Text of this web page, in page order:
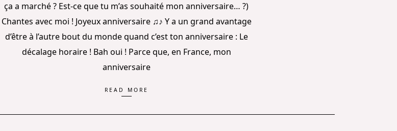
ça a marché ? Est-ce que tu m’as souhaité mon anniversaire… ?)
Chantes avec moi ! Joyeux anniversaire ♫♪ Y a un grand avantage
d’être à l’autre bout du monde quand c’est ton anniversaire : Le
décalage horaire ! Bah oui ! Parce que, en France, mon
anniversaire
READ MORE